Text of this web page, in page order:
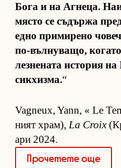
Бога и на Аг­не­ца.
място се съ­държа
едно при­ми­рено
по-въл­ну­ва­що,
лез­не­ната ис­то­рия
сик­хиз­ма.“
Vagneux, Yann, « Le
ният храм),La Croix
ари 2024.
Про­че­тете още